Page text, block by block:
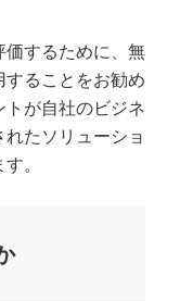
価するために、無
ることをお勧め
トが自社のビジネ
たソリューショ
。